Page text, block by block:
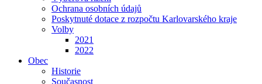
Ochrana osobních údajů
Poskytnuté dotace z rozpočtu Karlovarského kraje
Volby
2021
2022
Obec
Historie
Současnost